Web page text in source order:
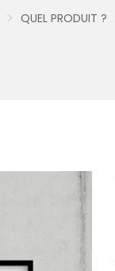
QUEL PRODUIT ?